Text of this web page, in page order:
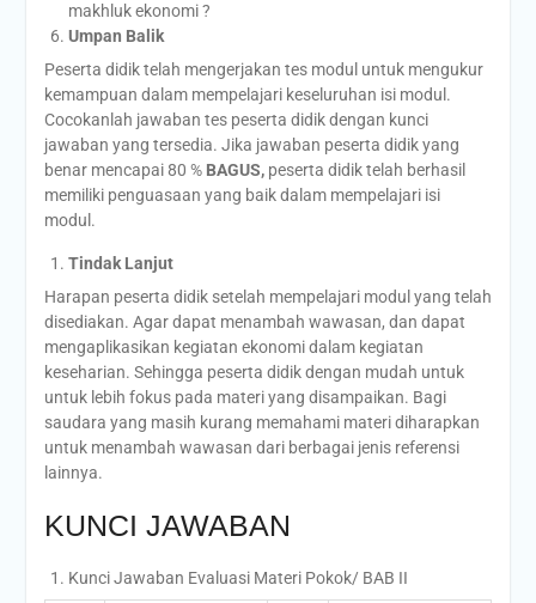
makhluk ekonomi ?
Umpan Balik
Peserta didik telah mengerjakan tes modul untuk mengukur
kemampuan dalam mempelajari keseluruhan isi modul.
Cocokanlah jawaban tes peserta didik dengan kunci
jawaban yang tersedia. Jika jawaban peserta didik yang
benar mencapai 80 % BAGUS, peserta didik telah berhasil
memiliki penguasaan yang baik dalam mempelajari isi
modul.
Tindak Lanjut
Harapan peserta didik setelah mempelajari modul yang telah
disediakan. Agar dapat menambah wawasan, dan dapat
mengaplikasikan kegiatan ekonomi dalam kegiatan
keseharian. Sehingga peserta didik dengan mudah untuk
untuk lebih fokus pada materi yang disampaikan. Bagi
saudara yang masih kurang memahami materi diharapkan
untuk menambah wawasan dari berbagai jenis referensi
lainnya.
KUNCI JAWABAN
Kunci Jawaban Evaluasi Materi Pokok/ BAB II